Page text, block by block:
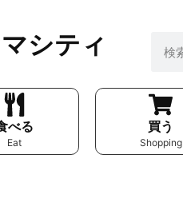
シティ
べる
Eat
買う
Shopping